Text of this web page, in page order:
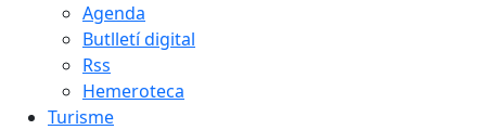
Agenda
Butlletí digital
Rss
Hemeroteca
Turisme